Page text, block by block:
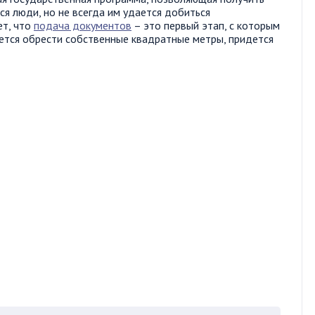
люди, но не всегда им удается добиться
что подача документов – это первый этап, с которым
обрести собственные квадратные метры, придется